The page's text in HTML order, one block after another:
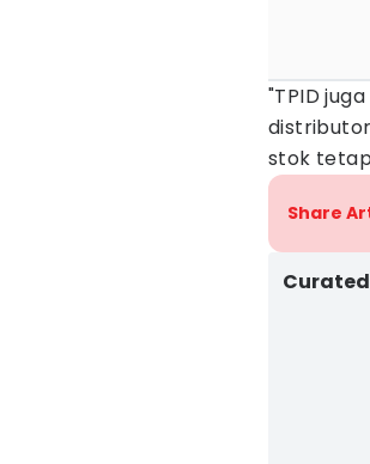
"TPID
stok
Share
Curated